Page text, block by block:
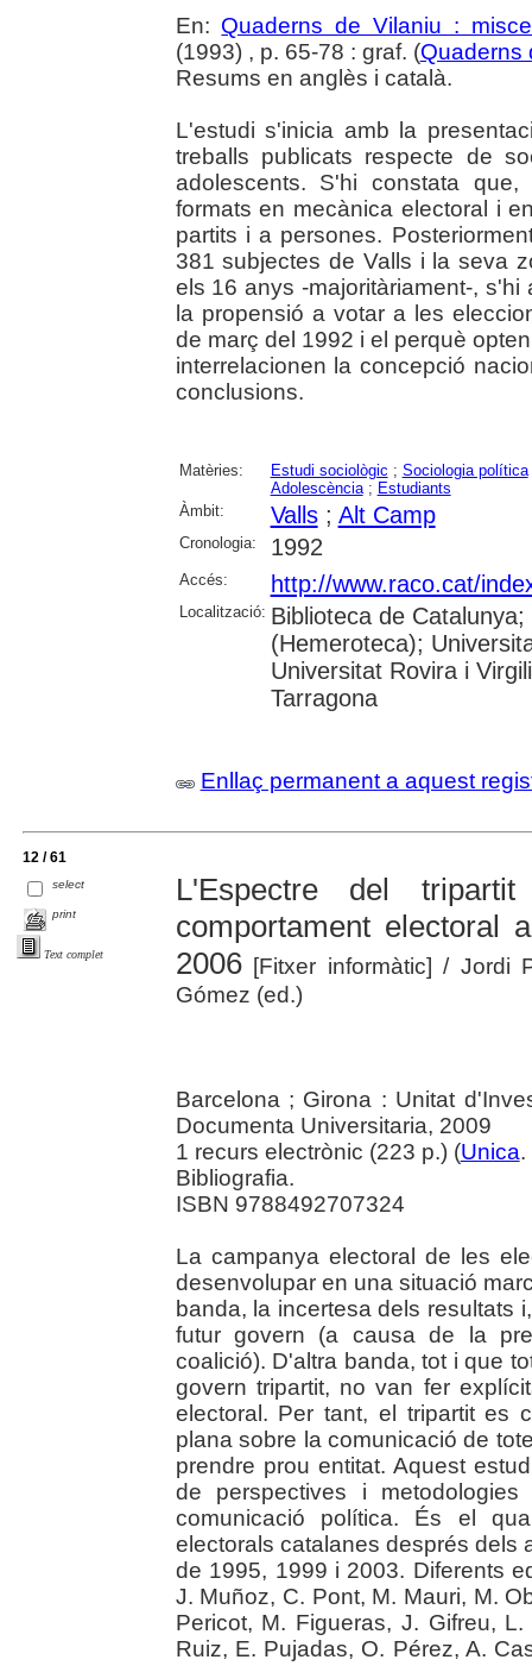
En: Quaderns de Vilaniu :
(1993) , p. 65-78 : graf. (Quaderns
Resums en anglès i català.
L'estudi s'inicia amb la
treballs publicats respecte de
adolescents. S'hi constata
formats en mecànica electoral i
partits i a persones.
381 subjectes de Valls i la seva
els 16 anys -majoritàriament-,
la propensió a votar a les
de març del 1992 i el perquè
interrelacionen la concepció
conclusions.
Matèries: Estudi sociològic ; Sociologia política
Adolescència; Estudiants
Àmbit:
Valls; Alt Camp
Cronologia: 1992
Accés: http://www.raco.cat/
Localització: Biblioteca de
(Hemeroteca);
Universitat Rovira i
Tarragona
Enllaç permanent a aquest
12 / 61
select
print
Text complet
L'Espectre del
comportament electoral
2006[Fitxer informàtic]/ Jordi
Gómez (ed.)
Barcelona ; Girona : Unitat
Documenta Universitaria, 2009
1 recurs electrònic (223 p.) (Unica.
Bibliografia.
ISBN 9788492707324
La campanya electoral de les
desenvolupar en una situació
banda, la incertesa dels resultats
futur govern (a causa de la
coalició). D'altra banda, tot i que
govern tripartit, no van fer
electoral. Per tant, el tripartit es
plana sobre la comunicació de
prendre prou entitat. Aquest
de perspectives i
comunicació política. És el
electorals catalanes després dels
de 1995, 1999 i 2003. Diferents
J. Muñoz, C. Pont, M. Mauri, M.
Pericot, M. Figueras, J. Gifreu,
Ruiz, E. Pujadas, O. Pérez, A.